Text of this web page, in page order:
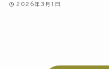
2026年3月1日